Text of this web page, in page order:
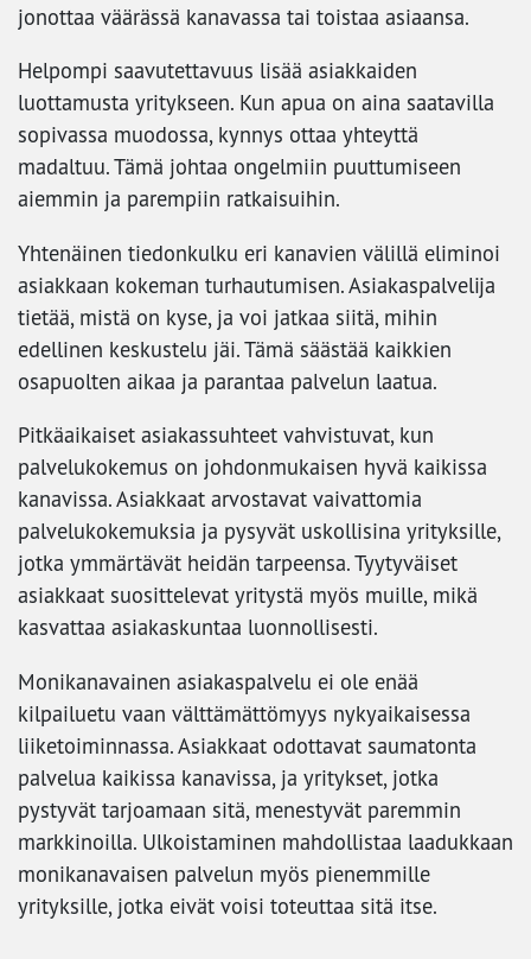
jonottaa väärässä kanavassa tai toistaa asiaansa.
Helpompi saavutettavuus lisää asiakkaiden
luottamusta yritykseen. Kun apua on aina saatavilla
sopivassa muodossa, kynnys ottaa yhteyttä
madaltuu. Tämä johtaa ongelmiin puuttumiseen
aiemmin ja parempiin ratkaisuihin.
Yhtenäinen tiedonkulku eri kanavien välillä eliminoi
asiakkaan kokeman turhautumisen. Asiakaspalvelija
tietää, mistä on kyse, ja voi jatkaa siitä, mihin
edellinen keskustelu jäi. Tämä säästää kaikkien
osapuolten aikaa ja parantaa palvelun laatua.
Pitkäaikaiset asiakassuhteet vahvistuvat, kun
palvelukokemus on johdonmukaisen hyvä kaikissa
kanavissa. Asiakkaat arvostavat vaivattomia
palvelukokemuksia ja pysyvät uskollisina yrityksille,
jotka ymmärtävät heidän tarpeensa. Tyytyväiset
asiakkaat suosittelevat yritystä myös muille, mikä
kasvattaa asiakaskuntaa luonnollisesti.
Monikanavainen asiakaspalvelu ei ole enää
kilpailuetu vaan välttämättömyys nykyaikaisessa
liiketoiminnassa. Asiakkaat odottavat saumatonta
palvelua kaikissa kanavissa, ja yritykset, jotka
pystyvät tarjoamaan sitä, menestyvät paremmin
markkinoilla. Ulkoistaminen mahdollistaa laadukkaan
monikanavaisen palvelun myös pienemmille
yrityksille, jotka eivät voisi toteuttaa sitä itse.